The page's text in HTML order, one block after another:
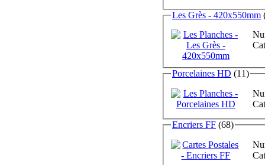
Les Grès - 420x550mm
Porcelaines HD (11)
Encriers FF (68)